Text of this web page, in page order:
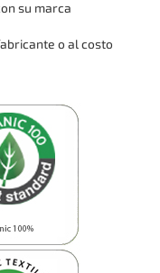
su marca
o al costo